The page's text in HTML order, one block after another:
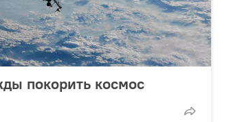
покорить космос